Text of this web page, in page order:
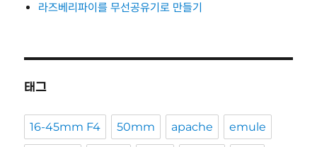
라즈베리파이를 무선공유기로 만들기
태그
16-45mm F4 50mm apache emule